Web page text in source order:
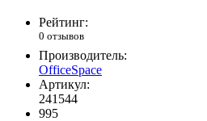
Рейтинг:
0 отзывов
Производитель:
OfficeSpace
Артикул:
241544
995